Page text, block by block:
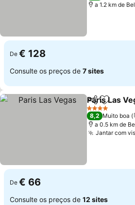
a 1.2 km de
De € 128
Consulte os preços de 7 sites
Partilhar
Paris Las
4 Estrelas
8,2 Muito boa
a 0.5 km de
Jantar com
De € 66
Consulte os preços de 12 sites